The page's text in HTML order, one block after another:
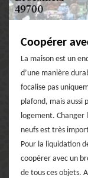
Coopérer
La maison est un
d’une manière
focalise pas
plafond, mais aussi
logement. Changer
neufs est très
Pour la liquidation
coopérer avec un
de tous ces objets. A